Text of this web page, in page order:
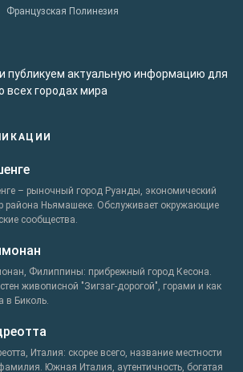
Французская Полинезия
публикуем актуальную информацию для
всех городах мира
– рыночный город Руанды, экономический
района Ньямашеке. Обслуживает окружающие
сообщества.
Филиппины: прибрежный город Кесона.
живописной "Зигзаг-дорогой", горами и как
в Биколь.
Италия: скорее всего, название местности
Южная Италия, аутентичность, богатая